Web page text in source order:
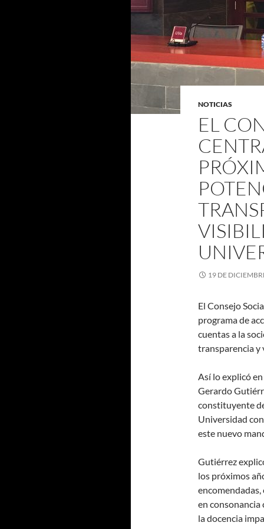
NOTICIAS
EL
19 DE
El Consejo
programa de
cuentas a la
transparencia y
Así lo explicó
Gerardo
constituyente
Universidad
este nuevo
Gutiérrez
los próximos
en consonancia
la docencia